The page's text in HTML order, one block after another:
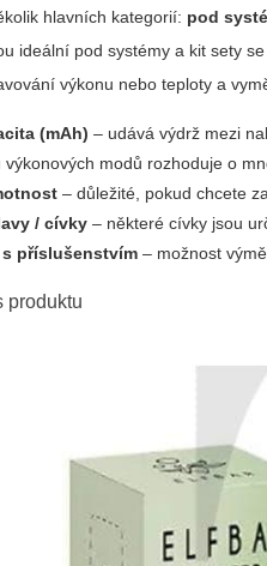
hlavních kategorií: pod
ideální pod systémy a kit sety
výkonu nebo teploty a
(mAh) – udává výdrž mezi
výkonových modů rozhoduje o
– důležité, pokud chcete
/ cívky – některé cívky jsou
příslušenstvím – možnost
produktu